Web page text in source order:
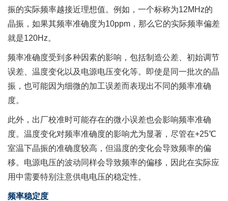
振的实际频率越接近理想值。例如，一个标称为12MHz的
晶振，如果其频率准确度为10ppm，那么它的实际频率偏差
就是120Hz。
频率准确度受到多种因素的影响，包括制造公差、初始调节
误差、温度变化以及电源电压变化等。即使是同一批次的晶
振，也可能因为细微的加工误差而表现出不同的频率准确
度。
此外，出厂校准时可能存在的微小误差也会影响频率准确
度。温度变化对频率准确度的影响尤为显著，尽管在+25℃
室温下晶振的准确度较高，但温度的变化会导致频率的偏
移。电源电压的波动同样会导致频率的偏移，因此在实际应
用中需要特别注意供电电压的稳定性。
频率稳定度